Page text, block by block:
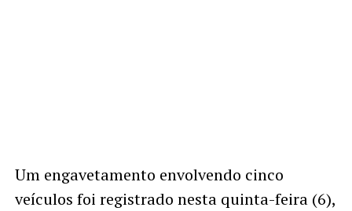
Um engavetamento envolvendo cinco
veículos foi registrado nesta quinta-feira (6),